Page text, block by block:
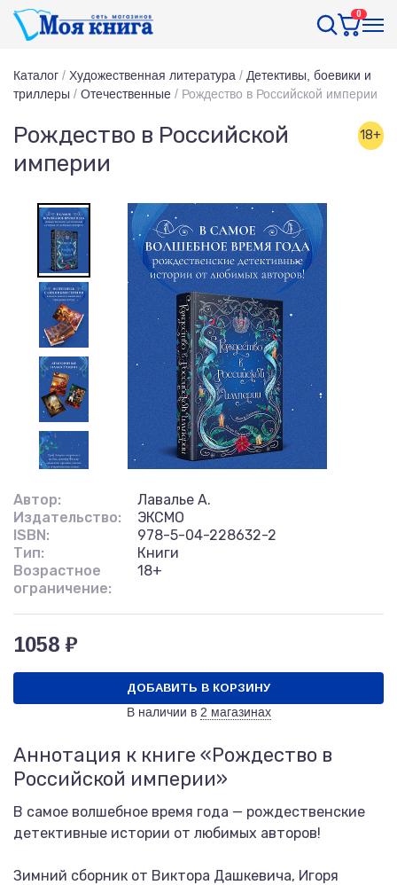
0
Каталог / Художественная литература / Детективы, боевики и
триллеры / Отечественные / Рождество в Российской империи
Рождество в Российской
империи
18+
Автор:
Лавалье А.
Издательство:
ЭКСМО
ISBN:
978-5-04-228632-2
Тип:
Книги
Возрастное
ограничение:
18+
1058 ₽
ДОБАВИТЬ В КОРЗИНУ
В наличии в 2 магазинах
Аннотация к книге «Рождество в
Российской империи»
В самое волшебное время года — рождественские
детективные истории от любимых авторов!
Зимний сборник от Виктора Дашкевича, Игоря